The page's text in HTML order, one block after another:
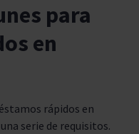
para
en
rápidos en
serie de requisitos.